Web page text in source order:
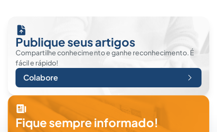
Publique seus artigos
Compartilhe conhecimento e ganhe reconhecimento. É
fácil e rápido!
Colabore
Fique sempre informado!